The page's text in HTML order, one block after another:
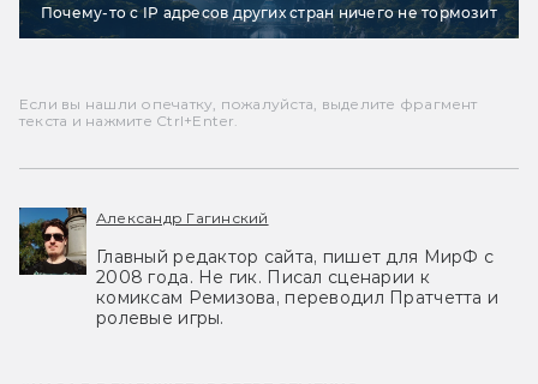
Почему-то с IP адресов других стран ничего не тормозит
Если вы нашли опечатку, пожалуйста, выделите фрагмент
текста и нажмите Ctrl+Enter.
Александр Гагинский
Главный редактор сайта, пишет для МирФ с
2008 года. Не гик. Писал сценарии к
комиксам Ремизова, переводил Пратчетта и
ролевые игры.